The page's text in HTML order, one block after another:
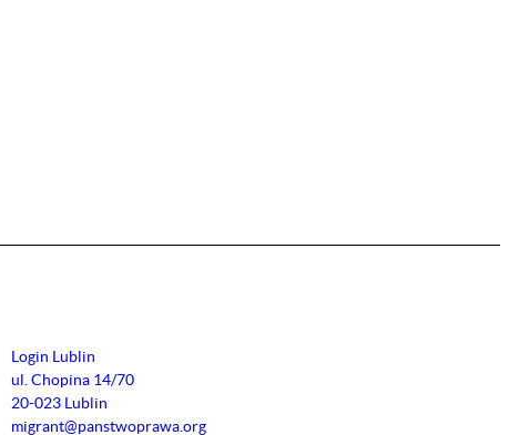
Login Lublin
ul. Chopina 14/70
20-023 Lublin
migrant@panstwoprawa.org